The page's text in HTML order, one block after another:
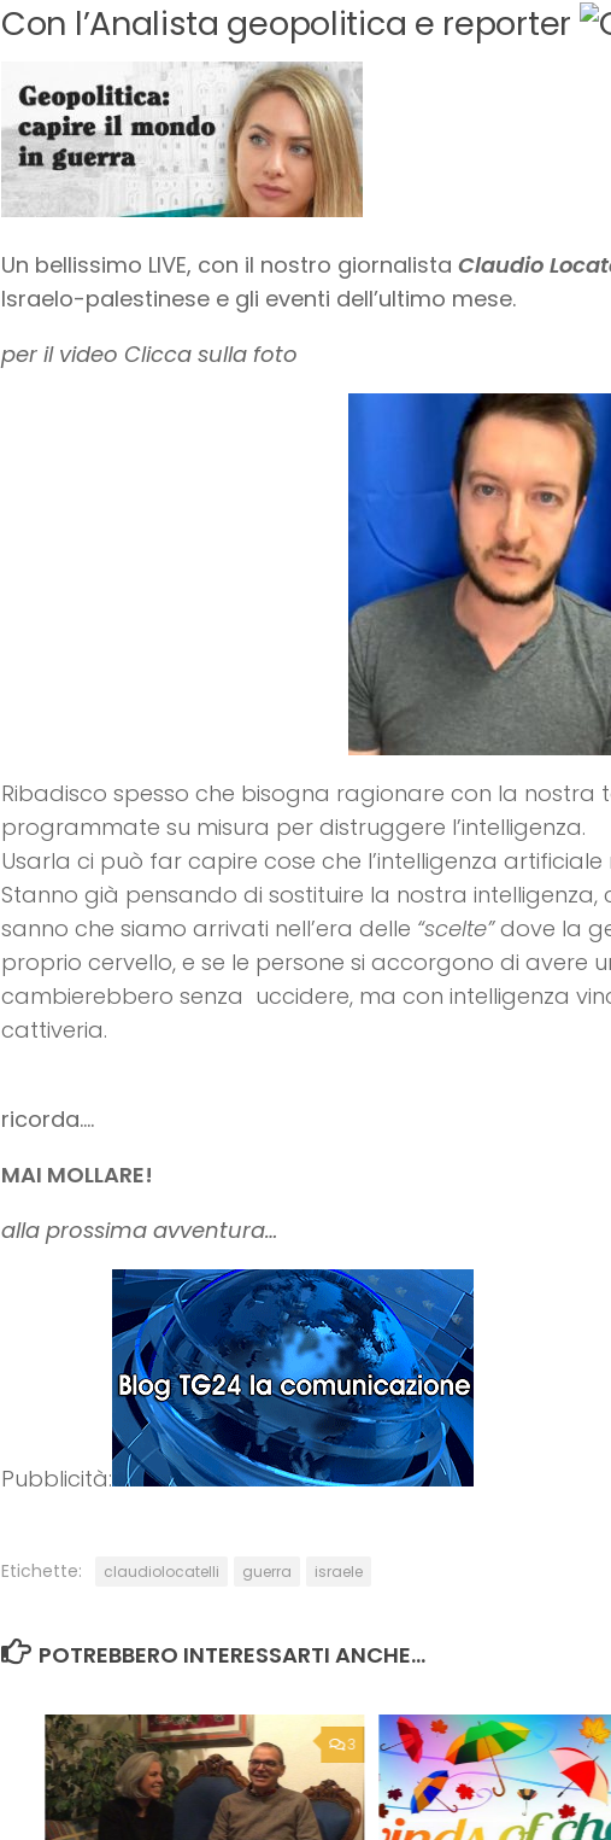
Con l’Analista geopolitica e reporter
Un bellissimo LIVE, con il nostro giornalista Claudio
Israelo-palestinese e gli eventi dell’ultimo mese.
per il video Clicca sulla foto
Ribadisco spesso che bisogna ragionare con la nostra
programmate su misura per distruggere l’intelligenza.
Usarla ci può far capire cose che l’intelligenza artificiale
Stanno già pensando di sostituire la nostra
sanno che siamo arrivati nell’era delle “scelte”dove la
proprio cervello, e se le persone si accorgono di avere
cambierebbero senza uccidere, ma con intelligenza
cattiveria.
ricorda….
MAI MOLLARE!
alla prossima avventura…
Pubblicità:
Etichette: claudiolocatelli guerra israele
POTREBBERO INTERESSARTI ANCHE...
3